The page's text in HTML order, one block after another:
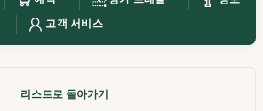
고객 서비스
리스트로 돌아가기